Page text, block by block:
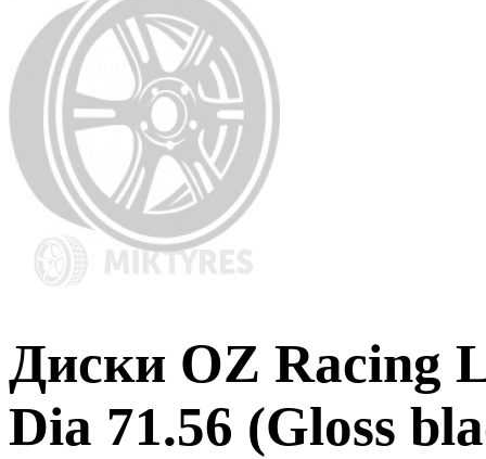
Диски OZ Racing
Dia 71.56 (Gloss